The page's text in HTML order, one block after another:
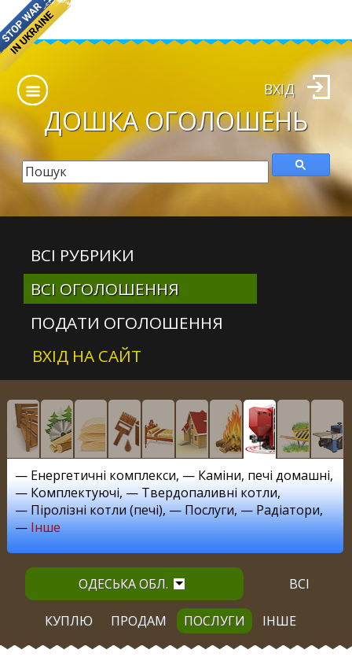
ДОШКАОГОЛОШЕНЬ
ВХІД
ВСІ РУБРИКИ
ВСІ ОГОЛОШЕННЯ
ПОДАТИ ОГОЛОШЕННЯ
ВХІД НА САЙТ
— Енергетичні комплекси, — Каміни, печі домашні,
—Комплектуючі, —Твердопаливні котли,
—Піролізні котли (печі), —Послуги, —Радіатори,
—Інше
ОДЕСЬКА ОБЛ. ВСІ
КУПЛЮ ПРОДАМ ПОСЛУГИ ІНШЕ